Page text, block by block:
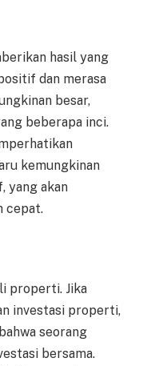
hasil yang
dan merasa
besar,
beberapa inci.
kemungkinan
yang akan
cepat.
properti. Jika
investasi properti,
seorang
bersama.